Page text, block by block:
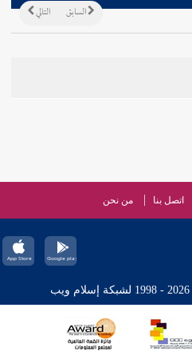
التالي السابق
اتصل بنا من نحن